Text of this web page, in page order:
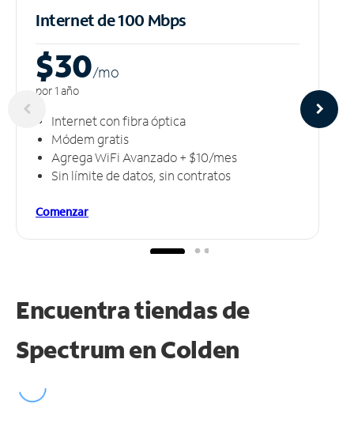
Internet de 100 Mbps
$30/mo
por 1 año
Internet con fibra óptica
Módem gratis
Agrega WiFi Avanzado + $10/mes
Sin límite de datos, sin contratos
Comenzar
Encuentra tiendas de
Spectrum enColden